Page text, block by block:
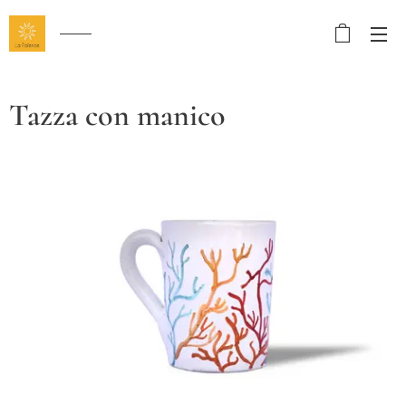
Tazza con manico